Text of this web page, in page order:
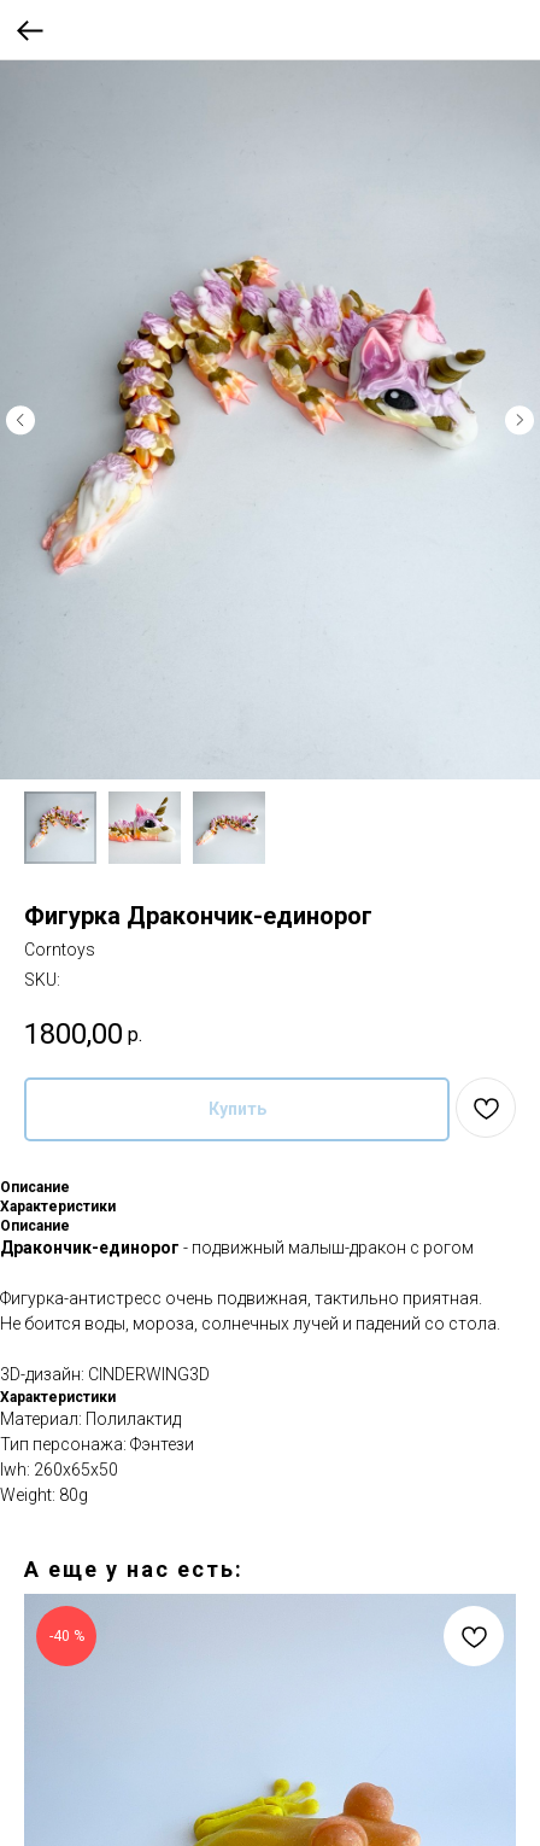
Фигурка Дракончик-единорог
Corntoys
SKU:
1800,00 р.
Купить
Описание
Характеристики
Описание
Дракончик-единорог - подвижный малыш-дракон с рогом
Фигурка-антистресс очень подвижная, тактильно приятная.
Не боится воды, мороза, солнечных лучей и падений со стола.
3D-дизайн: CINDERWING3D
Характеристики
Материал: Полилактид
Тип персонажа: Фэнтези
lwh: 260x65x50
Weight: 80g
А еще у нас есть:
-40 %